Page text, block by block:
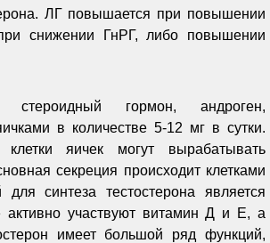
ЛГ повышается при повышении
снижении ГнРГ, либо повышении
гормон, андроген,
в количестве 5-12 мг в сутки.
клетки яичек могут вырабатывать
секреция происходит клетками
синтеза тестостерона является
активно участвуют витамин Д и Е, а
имеет большой ряд функций,